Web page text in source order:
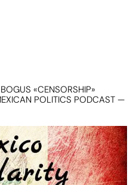
«CENSORSHIP»
POLITICS PODCAST —